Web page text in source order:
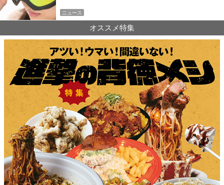
ニュース
オススメ特集